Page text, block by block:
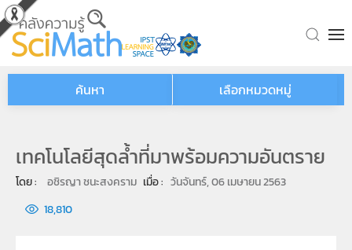
Skip to main content
ค้นหา เลือกหมวดหมู่
เทคโนโลยีสุดล้ำที่มาพร้อมความอันตราย
โดย : อชิรญา ชนะสงคราม เมื่อ : วันจันทร์, 06 เมษายน 2563
18,810